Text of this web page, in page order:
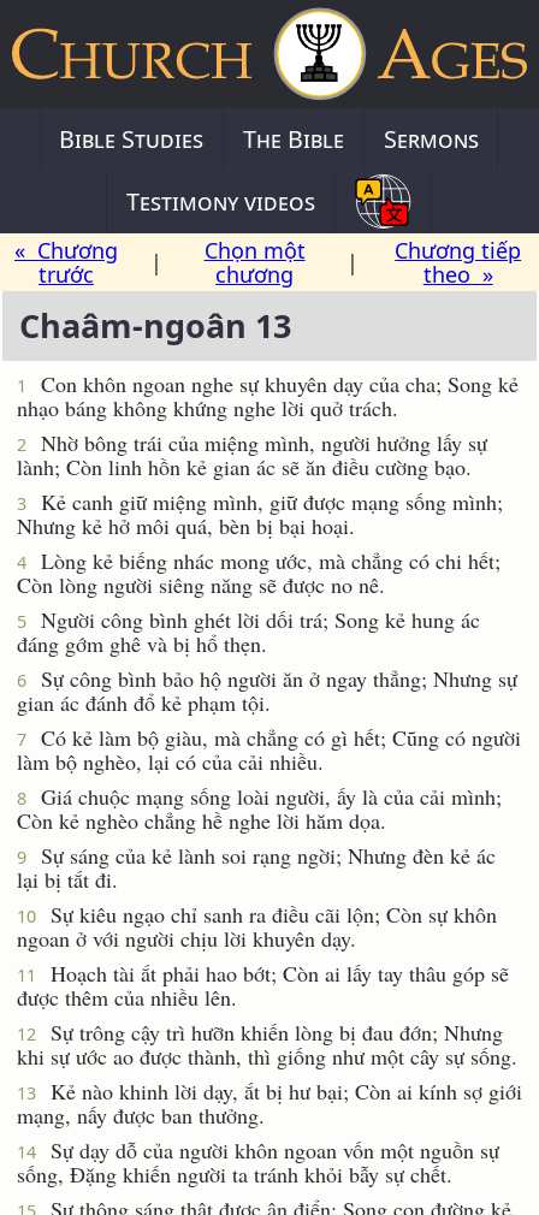
Bible Studies The Bible
Sermons
Testimony videos
« Chương
trước
|
Chọn một
chương
|
Chương tiếp
theo »
Chaâm-ngoân 13
1
Con khôn ngoan nghe sự khuyên dạy của cha; Song kẻ
nhạo báng không khứng nghe lời quở trách.
2
Nhờ bông trái của miệng mình, người hưởng lấy sự
lành; Còn linh hồn kẻ gian ác sẽ ăn điều cường bạo.
3
Kẻ canh giữ miệng mình, giữ được mạng sống mình;
Nhưng kẻ hở môi quá, bèn bị bại hoại.
4
Lòng kẻ biếng nhác mong ước, mà chẳng có chi hết;
Còn lòng người siêng năng sẽ được no nê.
5
Người công bình ghét lời dối trá; Song kẻ hung ác
đáng gớm ghê và bị hổ thẹn.
6
Sự công bình bảo hộ người ăn ở ngay thẳng; Nhưng sự
gian ác đánh đổ kẻ phạm tội.
7
Có kẻ làm bộ giàu, mà chẳng có gì hết; Cũng có người
làm bộ nghèo, lại có của cải nhiều.
8
Giá chuộc mạng sống loài người, ấy là của cải mình;
Còn kẻ nghèo chẳng hề nghe lời hăm dọa.
9
Sự sáng của kẻ lành soi rạng ngời; Nhưng đèn kẻ ác
lại bị tắt đi.
10
Sự kiêu ngạo chỉ sanh ra điều cãi lộn; Còn sự khôn
ngoan ở với người chịu lời khuyên dạy.
11
Hoạch tài ắt phải hao bớt; Còn ai lấy tay thâu góp sẽ
được thêm của nhiều lên.
12
Sự trông cậy trì hưỡn khiến lòng bị đau đớn; Nhưng
khi sự ước ao được thành, thì giống như một cây sự sống.
13
Kẻ nào khinh lời dạy, ắt bị hư bại; Còn ai kính sợ giới
mạng, nấy được ban thưởng.
14
Sự dạy dỗ của người khôn ngoan vốn một nguồn sự
sống, Ðặng khiến người ta tránh khỏi bẫy sự chết.
Sự thông sáng thật được ân điển; Song con đường kẻ